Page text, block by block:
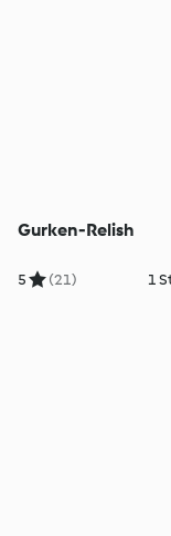
Gurken-Relish
5 (21) 1